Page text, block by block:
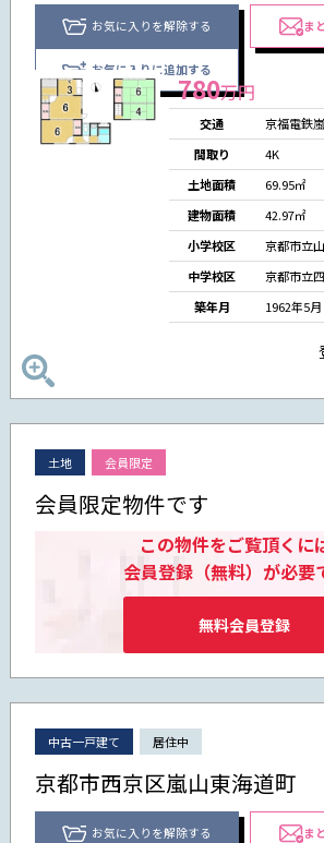
お気に入りを解除する
お気に入りに追加する
ま
780万円
交通 京福電
間取り
4K
土地面積
69.95㎡
建物面積
42.97㎡
小学校区
京都市立
中学校区
京都市立
築年月
1962年5月
土地 会員限定
会員限定物件です
この物件をご覧頂くに
会員登録（無料）が必要
無料会員登録
中古一戸建て 居住中
京都市西京区嵐山東海道町
お気に入りを解除する ま